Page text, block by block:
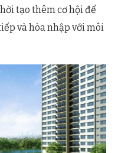
tạo thêm cơ hội để
và hòa nhập với môi